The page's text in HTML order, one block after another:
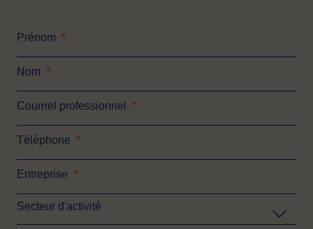
Prénom *
Nom *
Courriel professionnel *
Téléphone *
Entreprise *
Secteur d'activité